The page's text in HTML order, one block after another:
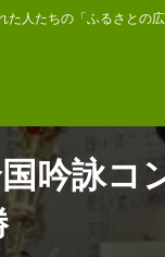
人たちの「ふるさとの
吟詠コ